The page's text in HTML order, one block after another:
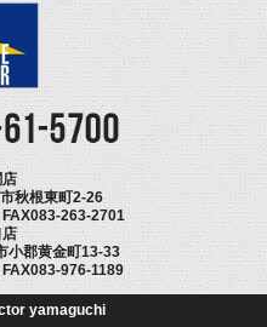
秋根東町2-26
263-2701
郡黄金町13-33
976-1189
yamaguchi